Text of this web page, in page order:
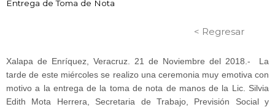
Entrega de Toma de Nota
< Regresar
Xalapa de Enríquez, Veracruz. 21 de Noviembre del 2018.- La
tarde de este miércoles se realizo una ceremonia muy emotiva con
motivo a la entrega de la toma de nota de manos de la Lic. Silvia
Edith Mota Herrera, Secretaria de Trabajo, Previsión Social y